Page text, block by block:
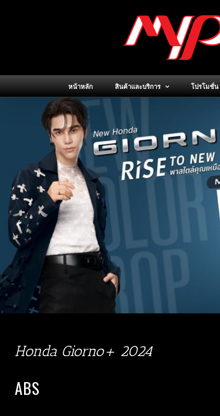
หน้าหลัก สินค้าและบริการ โปรโมชั่น
Honda Giorno+ 2024
ABS